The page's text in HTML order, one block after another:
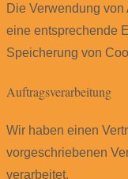
Die Verwendung
eine entsprechende
Speicherung von
Auftragsverarbeitung
Wir haben einen
vorgeschriebenen
verarbeitet.